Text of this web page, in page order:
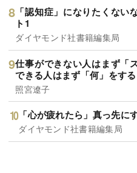
「認知症」になりたくな
ト1
ダイヤモンド社書籍編集局
仕事ができない人はまず「
できる人はまず「何」をする
照宮遼子
「心が疲れたら」真っ先に
ダイヤモンド社書籍編集局